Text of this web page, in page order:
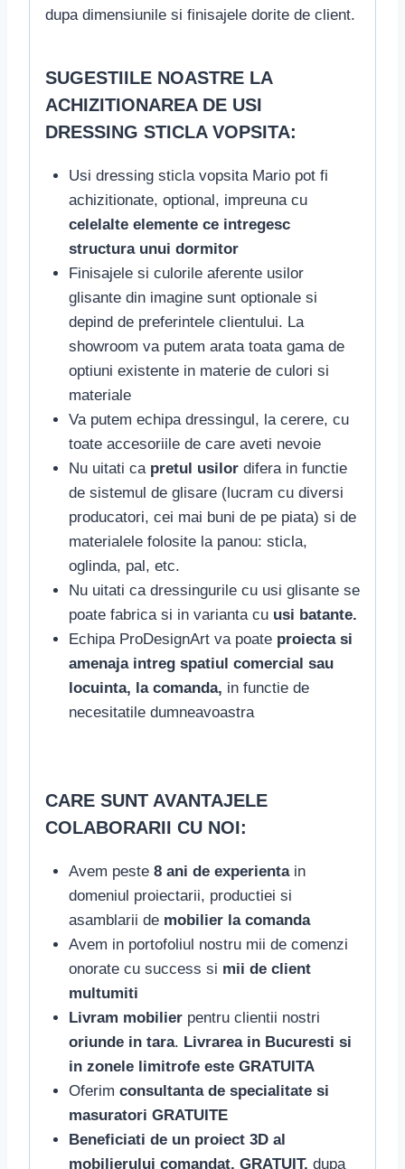
dupa dimensiunile si finisajele dorite de client.
SUGESTIILE NOASTRE LA
ACHIZITIONAREA DE USI
DRESSING STICLA VOPSITA:
Usi dressing sticla vopsita Mario pot fi
achizitionate, optional, impreuna cu
celelalte elemente ce intregesc
structura unui dormitor
Finisajele si culorile aferente usilor
glisante din imagine sunt optionale si
depind de preferintele clientului. La
showroom va putem arata toata gama de
optiuni existente in materie de culori si
materiale
Va putem echipa dressingul, la cerere, cu
toate accesoriile de care aveti nevoie
Nu uitati ca pretul usilordifera in functie
de sistemul de glisare (lucram cu diversi
producatori, cei mai buni de pe piata) si de
materialele folosite la panou: sticla,
oglinda, pal, etc.
Nu uitati ca dressingurile cu usi glisante se
poate fabrica si in varianta cuusi batante.
Echipa ProDesignArt va poate proiecta si
amenaja intreg spatiul comercial sau
locuinta, la comanda, in functie de
necesitatile dumneavoastra
CARE SUNT AVANTAJELE
COLABORARII CU NOI:
Avem peste 8 ani de experientain
domeniul proiectarii, productiei si
asamblarii de mobilier la comanda
Avem in portofoliul nostru mii de comenzi
onorate cu success si mii de client
multumiti
Livram mobilierpentru clientii nostri
oriunde in tara. Livrarea in Bucuresti si
in zonele limitrofe este GRATUITA
Oferim consultanta de specialitate si
masuratori GRATUITE
Beneficiati de un proiect 3D al
mobilierului comandat, GRATUIT, dupa